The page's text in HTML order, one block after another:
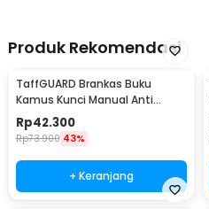
Produk Rekomendasi
TaffGUARD Brankas Buku
Kamus Kunci Manual Anti
Maling Hidden Safe Box Kecil -
KB-10L
Rp42.300
Rp73.900 43%
+ Keranjang